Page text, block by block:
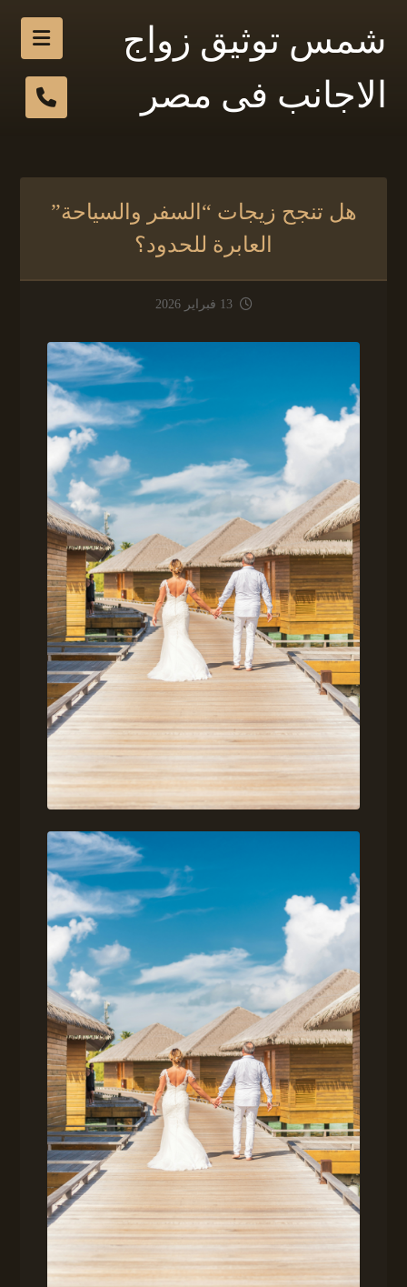
شمس توثيق زواج
الاجانب فى مصر
هل تنجح زيجات “السفر والسياحة”
العابرة للحدود؟
13 فبراير 2026